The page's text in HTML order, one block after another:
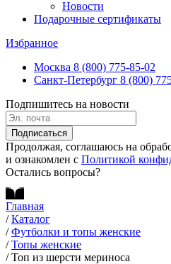
Новости
Подарочные сертификаты
Избранное
Москва 8 (800) 775-85-02
Санкт-Петербург 8 (800)
Подпишитесь на новости
Подписаться
Продолжая, соглашаюсь на
и ознакомлен с Политикой
Остались вопросы?
Главная
/ Каталог
/ Футболки и топы женские
/ Топы женские
/ Топ из шерсти мериноса